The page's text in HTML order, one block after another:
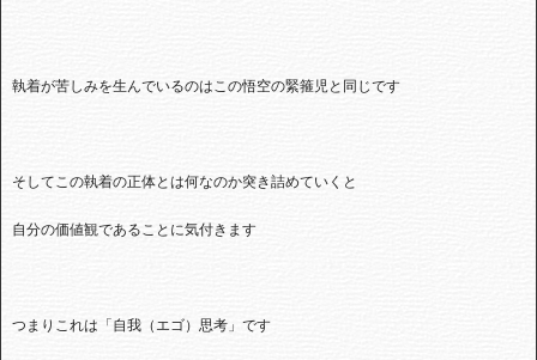
執着が苦しみを生んでいるのはこの悟空の緊箍児と同じです
そしてこの執着の正体とは何なのか突き詰めていくと
自分の価値観であることに気付きます
つまりこれは「自我（エゴ）思考」です